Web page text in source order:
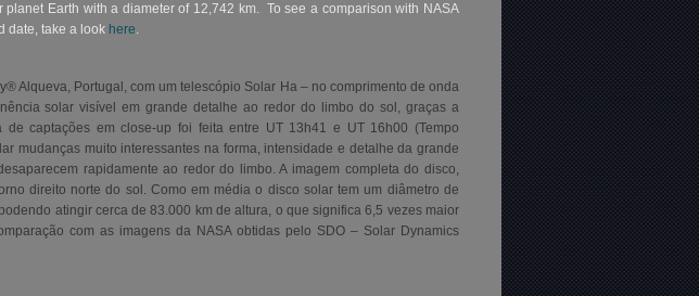
Earth with a diameter of 12,742 km. To see a comparison with NASA
date, take a look here.
Alqueva, Portugal, com um telescópio Solar Ha – no comprimento de onda
solar visível em grande detalhe ao redor do limbo do sol, graças a
captações em close-up foi feita entre UT 13h41 e UT 16h00 (Tempo
mudanças muito interessantes na forma, intensidade e detalhe da grande
rapidamente ao redor do limbo. A imagem completa do disco,
direito norte do sol. Como em média o disco solar tem um diâmetro de
atingir cerca de 83.000 km de altura, o que significa 6,5 ​​vezes maior
com as imagens da NASA obtidas pelo SDO – Solar Dynamics